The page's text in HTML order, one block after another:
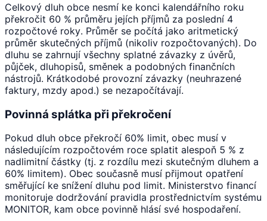
Celkový dluh obce nesmí ke konci kalendářního roku
překročit 60 % průměru jejích příjmů za poslední 4
rozpočtové roky. Průměr se počítá jako aritmetický
průměr skutečných příjmů (nikoliv rozpočtovaných). Do
dluhu se zahrnují všechny splatné závazky z úvěrů,
půjček, dluhopisů, směnek a podobných finančních
nástrojů. Krátkodobé provozní závazky (neuhrazené
faktury, mzdy apod.) se nezapočítávají.
Povinná splátka při překročení
Pokud dluh obce překročí 60% limit, obec musí v
následujícím rozpočtovém roce splatit alespoň 5 % z
nadlimitní částky (tj. z rozdílu mezi skutečným dluhem a
60% limitem). Obec současně musí přijmout opatření
směřující ke snížení dluhu pod limit. Ministerstvo financí
monitoruje dodržování pravidla prostřednictvím systému
MONITOR, kam obce povinně hlásí své hospodaření.